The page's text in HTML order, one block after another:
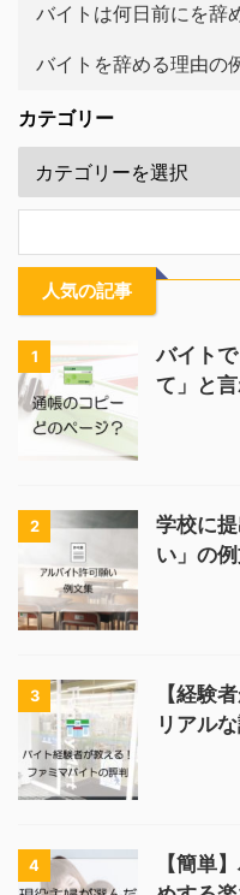
バイトは何日前にを辞
バイトを辞める理由の
カテゴリー
人気の記事
1
バイト
て」と
2
学校に
い」の
3
【経験
リアル
4
【簡単